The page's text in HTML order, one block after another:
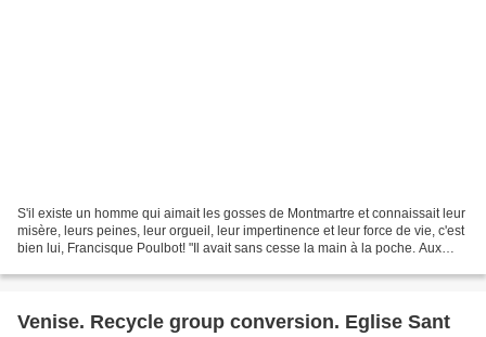
S'il existe un homme qui aimait les gosses de Montmartre et connaissait leur
misère, leurs peines, leur orgueil, leur impertinence et leur force de vie, c'est
bien lui, Francisque Poulbot! "Il avait sans cesse la main à la poche. Aux
Venise. Recycle group conversion. Eglise Sant